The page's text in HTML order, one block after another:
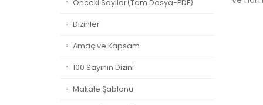
Önceki Sayılar(Tam Dosya-PDF)
Dizinler
Amaç ve Kapsam
100 Sayının Dizini
Makale Şablonu